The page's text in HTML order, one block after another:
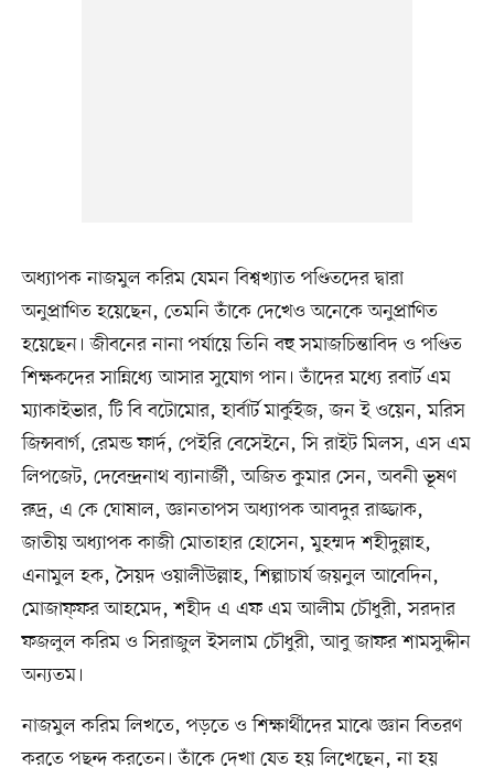
অধ্যাপক নাজমুল করিম যেমন বিশ্বখ্যাত পণ্ডিতদের দ্বারা
অনুপ্রাণিত হয়েছেন, তেমনি তাঁকে দেখেও অনেকে অনুপ্রাণিত
হয়েছেন। জীবনের নানা পর্যায়ে তিনি বহু সমাজচিন্তাবিদ ও পণ্ডিত
শিক্ষকদের সান্নিধ্যে আসার সুযোগ পান। তাঁদের মধ্যে রবার্ট এম
ম্যাকাইভার, টি বি বটোমোর, হার্বার্ট মার্কুইজ, জন ই ওয়েন, মরিস
জিন্সবার্গ, রেমন্ড ফার্দ, পেইরি বেসেইনে, সি রাইট মিলস, এস এম
লিপজেট, দেবেন্দ্রনাথ ব্যানার্জী, অজিত কুমার সেন, অবনী ভূষণ
রুদ্র, এ কে ঘোষাল, জ্ঞানতাপস অধ্যাপক আবদুর রাজ্জাক,
জাতীয় অধ্যাপক কাজী মোতাহার হোসেন, মুহম্মদ শহীদুল্লাহ,
এনামুল হক, সৈয়দ ওয়ালীউল্লাহ, শিল্পাচার্য জয়নুল আবেদিন,
মোজাফ্ফর আহমেদ, শহীদ এ এফ এম আলীম চৌধুরী, সরদার
ফজলুল করিম ও সিরাজুল ইসলাম চৌধুরী, আবু জাফর শামসুদ্দীন
অন্যতম।
নাজমুল করিম লিখতে, পড়তে ও শিক্ষার্থীদের মাঝে জ্ঞান বিতরণ
করতে পছন্দ করতেন। তাঁকে দেখা যেত হয় লিখেছেন, না হয়